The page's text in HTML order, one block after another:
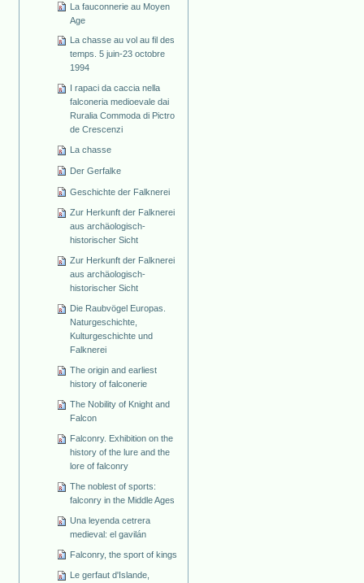
La fauconnerie au Moyen
Age
La chasse au vol au fil des
temps. 5 juin-23 octobre
1994
I rapaci da caccia nella
falconeria medioevale dai
Ruralia Commoda di Pictro
de Crescenzi
La chasse
Der Gerfalke
Geschichte der Falknerei
Zur Herkunft der Falknerei
aus archäologisch-
historischer Sicht
Zur Herkunft der Falknerei
aus archäologisch-
historischer Sicht
Die Raubvögel Europas.
Naturgeschichte,
Kulturgeschichte und
Falknerei
The origin and earliest
history of falconerie
The Nobility of Knight and
Falcon
Falconry. Exhibition on the
history of the lure and the
lore of falconry
The noblest of sports:
falconry in the Middle Ages
Una leyenda cetrera
medieval: el gavilán
Falconry, the sport of kings
Le gerfaut d'Islande,